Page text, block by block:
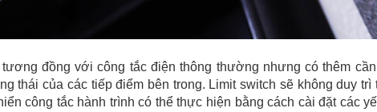
đồng với công tắc điện thông thường nhưng có thêm
thái của các tiếp điểm bên trong. Limit switch sẽ không duy trì
công tắc hành trình có thể thực hiện bằng cách cài đặt các